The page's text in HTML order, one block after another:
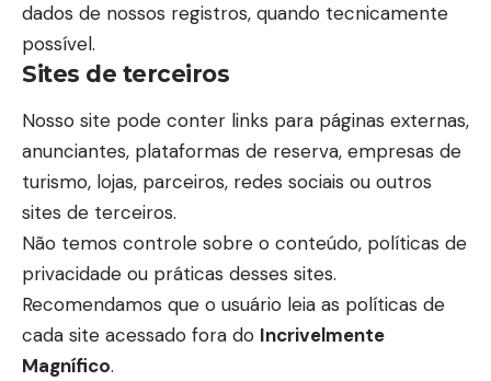
dados de nossos registros, quando tecnicamente
possível.
Sites de terceiros
Nosso site pode conter links para páginas externas,
anunciantes, plataformas de reserva, empresas de
turismo, lojas, parceiros, redes sociais ou outros
sites de terceiros.
Não temos controle sobre o conteúdo, políticas de
privacidade ou práticas desses sites.
Recomendamos que o usuário leia as políticas de
cada site acessado fora do Incrivelmente
Magnífico.